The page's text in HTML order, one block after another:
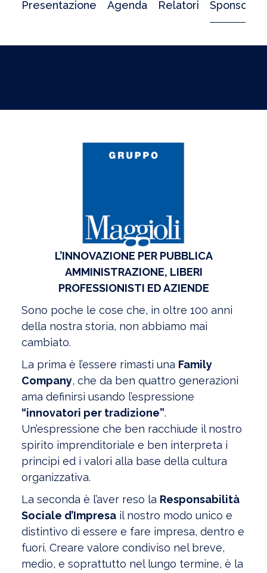
Presentazione Agenda Relatori Sponsor
L’INNOVAZIONE PER PUBBLICA
AMMINISTRAZIONE, LIBERI
PROFESSIONISTI ED AZIENDE
Sono poche le cose che, in oltre 100 anni
della nostra storia, non abbiamo mai
cambiato.
La prima è l’essere rimasti una Family
Company, che da ben quattro generazioni
ama definirsi usando l’espressione
“innovatori per tradizione”.
Un’espressione che ben racchiude il nostro
spirito imprenditoriale e ben interpreta i
principi ed i valori alla base della cultura
organizzativa.
La seconda è l’aver reso la Responsabilità
Sociale d’Impresa il nostro modo unico e
distintivo di essere e fare impresa, dentro e
fuori. Creare valore condiviso nel breve,
medio, e soprattutto nel lungo termine, è la